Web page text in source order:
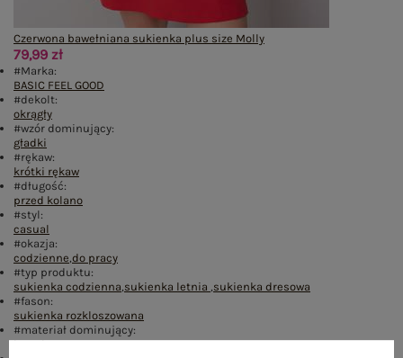
Czerwona bawełniana sukienka plus size Molly
79,99 zł
#Marka:
BASIC FEEL GOOD
#dekolt:
okrągły
#wzór dominujący:
gładki
#rękaw:
krótki rękaw
#długość:
przed kolano
#styl:
casual
#okazja:
codzienne,do pracy
#typ produktu:
sukienka codzienna,sukienka letnia ,sukienka dresowa
#fason:
sukienka rozkloszowana
#materiał dominujący:
bawełna